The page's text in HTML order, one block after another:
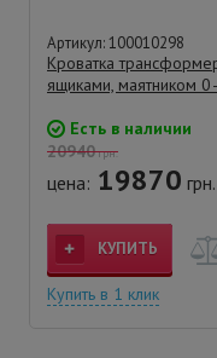
Артикул: 100010298
Кроватка
ящиками, маятником
Есть в наличии
20940грн.
цена: 19870 грн.
КУПИТЬ
Купить в 1 клик